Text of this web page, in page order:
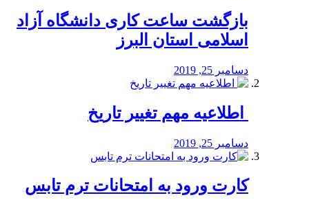
بازگشت ساعت کاری دانشگاه آزاد
اسلامی استان البرز
دسامبر 25, 2019
️ اطلاعیه مهم تغییر تاریخ
دسامبر 25, 2019
کارت ورود به امتحانات ترم تابس